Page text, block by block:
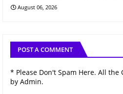
August 06, 2026
POST A COMMENT
* Please Don't Spam Here. All the
by Admin.